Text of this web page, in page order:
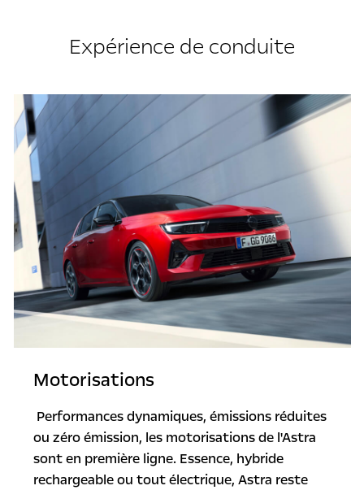
Expérience de conduite
Motorisations
Performances dynamiques, émissions réduites
ou zéro émission, les motorisations de l'Astra
sont en première ligne. Essence, hybride
rechargeable ou tout électrique, Astra reste